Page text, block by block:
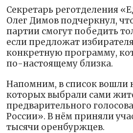
Секретарь реготделения
Олег Димов подчеркнул,
партии смогут победить
если предложат
конкретную программу,
по-настоящему близка.
Напомним, в список вошли
которых выбрали сами
предварительного
России». В нём приняли
тысячи оренбуржцев.